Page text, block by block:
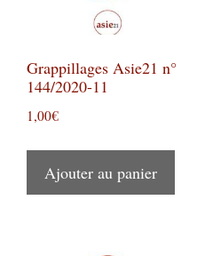
Grappillages Asie21 n°
144/2020-11
1,00€
Ajouter au panier